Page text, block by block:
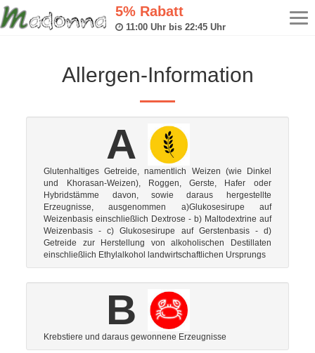
5% Rabatt
11:00 Uhr bis 22:45 Uhr
Allergen-Information
A
Glutenhaltiges Getreide, namentlich Weizen (wie Dinkel
und Khorasan-Weizen), Roggen, Gerste, Hafer oder
Hybridstämme davon, sowie daraus hergestellte
Erzeugnisse, ausgenommen a)Glukosesirupe auf
Weizenbasis einschließlich Dextrose - b) Maltodextrine auf
Weizenbasis - c) Glukosesirupe auf Gerstenbasis - d)
Getreide zur Herstellung von alkoholischen Destillaten
einschließlich Ethylalkohol landwirtschaftlichen Ursprungs
B
Krebstiere und daraus gewonnene Erzeugnisse